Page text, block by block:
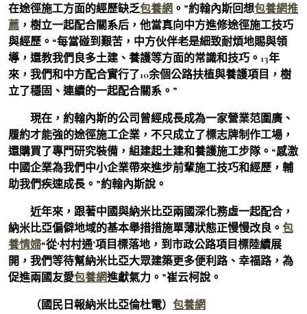
在途徑施工方面的經歷缺乏包養網 。”約翰內斯回想包養網推
薦 ，樹立一起配合關系后，他當真向中方進修途徑施工技巧
與經歷。“每當碰到艱苦，中方伙伴老是細致耐煩地賜與領
導，還教我們良多土建、養護等方面的常識和技巧。13年
來，我們和中方配合實行了10余個公路扶植與養護項目，樹
立了穩固、連續的一起配合關系。”
現在，約翰內斯的公司曾經成長成為一家營業范圍廣、
履約才能強的途徑施工企業，不只成立了標志牌制作工場，
還購買了專門研究裝備，組建起土建和養護施工步隊。“感激
中國企業為我們中小企業帶來進步前輩施工技巧和經歷，輔
助我們疾速成長。”約翰內斯說。
近年來，跟著中國與納米比亞兩國深化務虛一起配合，
納米比亞偏僻地域的基本舉措措施單薄狀態正慢慢改良。 包
養情婦“從‘村村通’項目標落地，到市政公路項目標陸續展
開，我們等待幫納米比亞大眾建築更多便利路、幸福路，為
促進兩國友愛包養網進獻氣力。”崔云柯說。
（國民日報納米比亞倫杜電） 包養網